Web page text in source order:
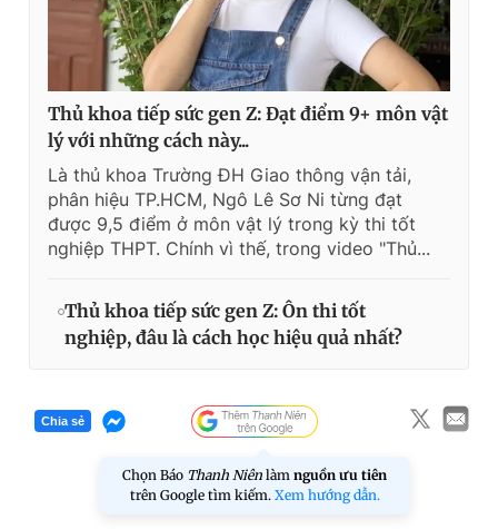
Thủ khoa tiếp sức gen Z: Đạt điểm 9+ môn vật
lý với những cách này...
Là thủ khoa Trường ĐH Giao thông vận tải,
phân hiệu TP.HCM, Ngô Lê Sơ Ni từng đạt
được 9,5 điểm ở môn vật lý trong kỳ thi tốt
nghiệp THPT. Chính vì thế, trong video "Thủ...
Thủ khoa tiếp sức gen Z: Ôn thi tốt
nghiệp, đâu là cách học hiệu quả nhất?
Chia sẻ
Chọn Báo Thanh Niên làm nguồn ưu tiên
trên Google tìm kiếm. Xem hướng dẫn.